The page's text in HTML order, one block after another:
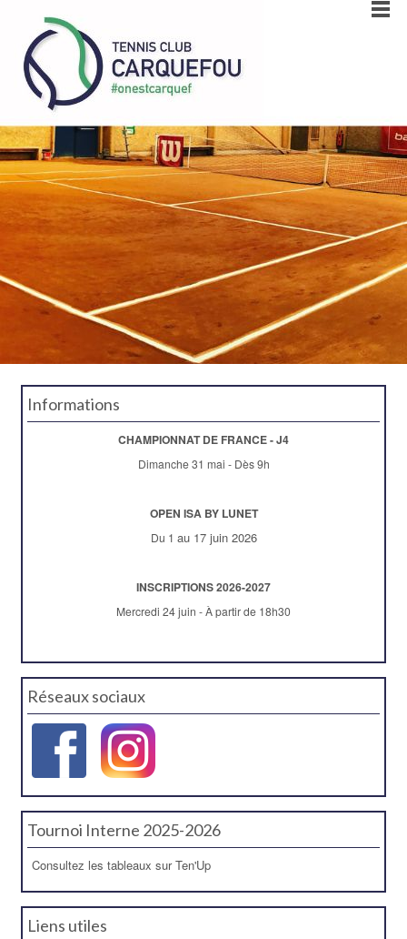
Informations
CHAMPIONNAT DE FRANCE - J4
Dimanche 31 mai - Dès 9h
OPEN ISA BY LUNET
Du 1 au 17 juin 2026
INSCRIPTIONS 2026-2027
Mercredi 24 juin - À partir de 18h30
Réseaux sociaux
Tournoi Interne 2025-2026
Consultez les tableaux sur Ten'Up
Liens utiles